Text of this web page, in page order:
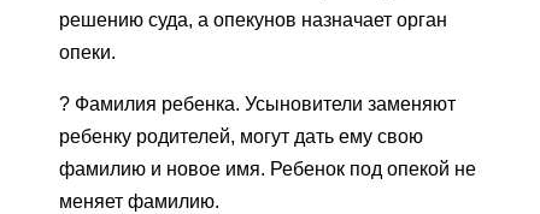
решению суда, а опекунов назначает орган
опеки.
? Фамилия ребенка. Усыновители заменяют
ребенку родителей, могут дать ему свою
фамилию и новое имя. Ребенок под опекой не
меняет фамилию.